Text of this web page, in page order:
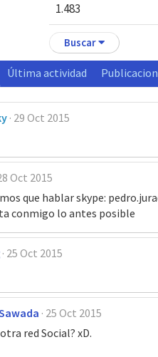
1.483
Buscar
Última actividad
29 Oct 2015
Oct 2015
que hablar skype:
conmigo lo antes posible
25 Oct 2015
25 Oct 2015
red Social? xD.